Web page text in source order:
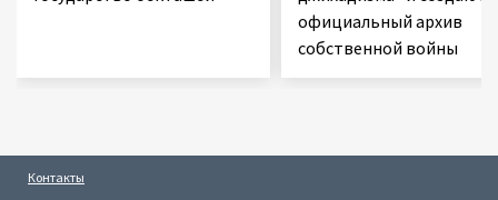
официальный архив
собственной войны
Контакты